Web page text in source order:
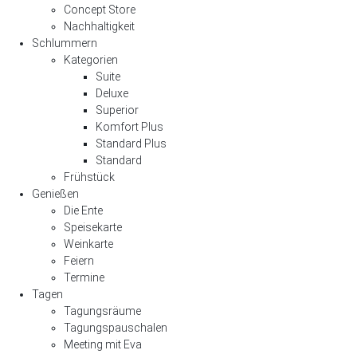
Concept Store
Nachhaltigkeit
Schlummern
Kategorien
Suite
Deluxe
Superior
Komfort Plus
Standard Plus
Standard
Frühstück
Genießen
Die Ente
Speisekarte
Weinkarte
Feiern
Termine
Tagen
Tagungsräume
Tagungspauschalen
Meeting mit Eva